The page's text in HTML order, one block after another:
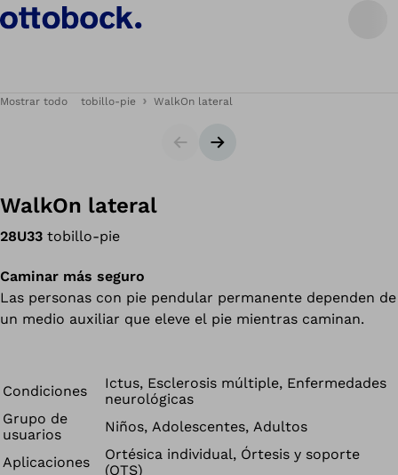
Mostrar todo tobillo-pie WalkOn lateral
DiapositivaSiguiente diapositiva
WalkOn lateral
28U33 tobillo-pie
Caminar más seguro
Las personas con pie pendular permanente dependen de
un medio auxiliar que eleve el pie mientras caminan.
Condiciones
Ictus, Esclerosis múltiple, Enfermedades
neurológicas
Grupo de
usuarios
Niños, Adolescentes, Adultos
Aplicaciones
Ortésica individual, Órtesis y soporte
(OTS)